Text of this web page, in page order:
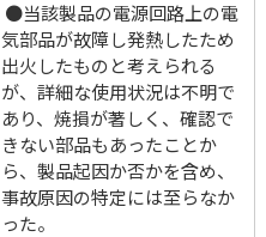
気部品が故障し発熱したため
出火したものと考えられる
が、詳細な使用状況は不明で
あり、焼損が著しく、確認で
きない部品もあったことか
ら、製品起因か否かを含め、
事故原因の特定には至らなか
った。